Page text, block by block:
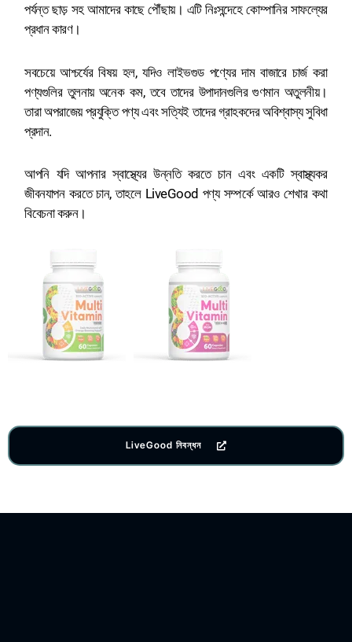
পর্যন্ত ছাড় সহ আমাদের কাছে পৌঁছায়। এটি নিঃসন্দেহে কোম্পানির সাফল্যের
প্রধান কারণ।
সবচেয়ে আশ্চর্যের বিষয় হল, যদিও লাইভগুড পণ্যের দাম বাজারে চার্জ করা
পণ্যগুলির তুলনায় অনেক কম, তবে তাদের উপাদানগুলির গুণমান অতুলনীয়।
তারা অপরাজেয় প্রযুক্তি পণ্য এবং সত্যিই তাদের গ্রাহকদের অবিশ্বাস্য সুবিধা
প্রদান.
আপনি যদি আপনার স্বাস্থ্যের উন্নতি করতে চান এবং একটি স্বাস্থ্যকর
জীবনযাপন করতে চান, তাহলে LiveGood পণ্য সম্পর্কে আরও শেখার কথা
বিবেচনা করুন।
LiveGood নিবন্ধন